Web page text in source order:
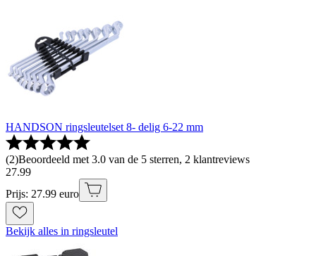
HANDSON ringsleutelset 8- delig 6-22 mm
(2)Beoordeeld met 3.0 van de 5 sterren, 2 klantreviews
27.99
Prijs: 27.99 euro
Bekijk alles in ringsleutel